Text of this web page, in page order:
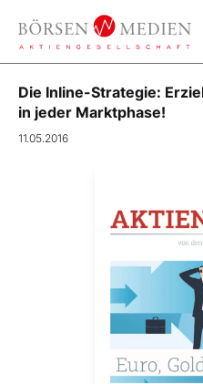
Die Inline-Strategie:
in jeder Marktphase!
11.05.2016